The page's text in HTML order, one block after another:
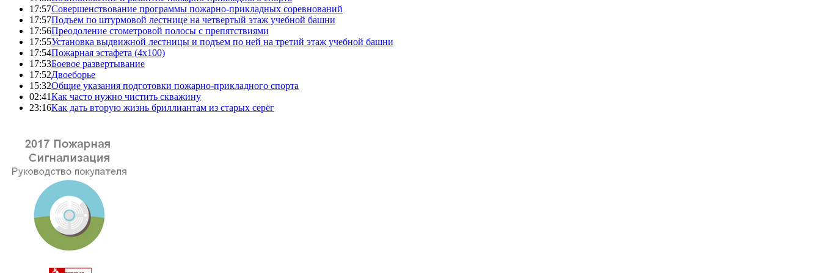
17:57Совершенствование программы пожарно-прикладных соревнований
17:57Подъем по штурмовой лестнице на четвертый этаж учебной башни
17:56Преодоление стометровой полосы с препятствиями
17:55Установка выдвижной лестницы и подъем по ней на третий этаж учебной башни
17:54Пожарная эстафета (4x100)
17:53Боевое развертывание
17:52Двоеборье
15:32Общие указания подготовки пожарно-прикладного спорта
02:41Как часто нужно чистить скважину
23:16Как дать вторую жизнь бриллиантам из старых серёг